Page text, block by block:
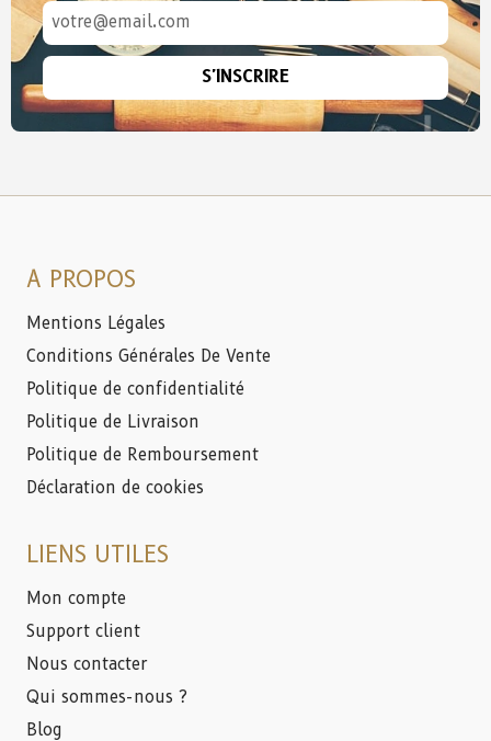
S'INSCRIRE
A PROPOS
Mentions Légales
Conditions Générales De Vente
Politique de confidentialité
Politique de Livraison
Politique de Remboursement
Déclaration de cookies
LIENS UTILES
Mon compte
Support client
Nous contacter
Qui sommes-nous ?
Blog